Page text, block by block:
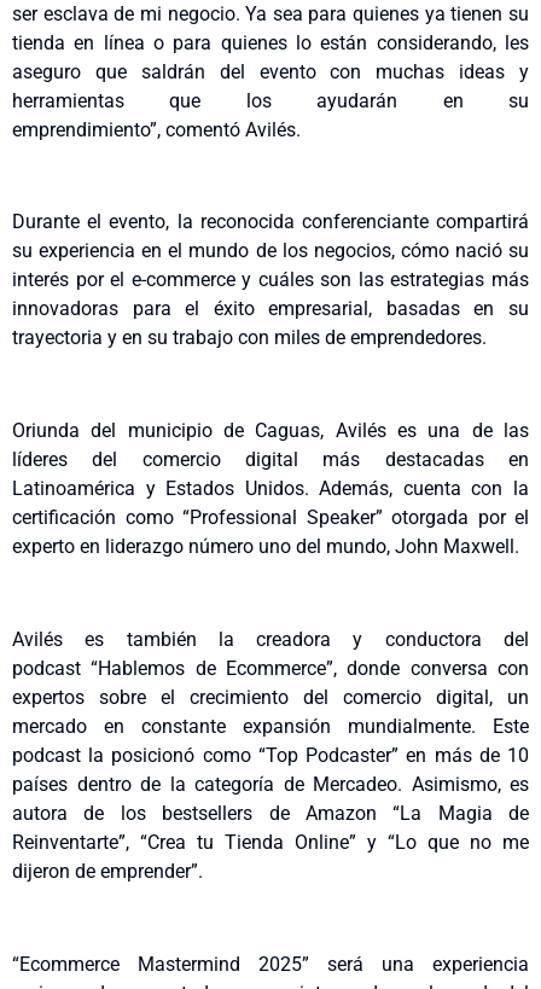
ser esclava de mi negocio. Ya sea para quienes ya tienen su
tienda en línea o para quienes lo están considerando, les
aseguro que saldrán del evento con muchas ideas y
herramientas que los ayudarán en su
emprendimiento”, comentó Avilés.
Durante el evento, la reconocida conferenciante compartirá
su experiencia en el mundo de los negocios, cómo nació su
interés por el e-commerce y cuáles son las estrategias más
innovadoras para el éxito empresarial, basadas en su
trayectoria y en su trabajo con miles de emprendedores.
Oriunda del municipio de Caguas, Avilés es una de las
líderes del comercio digital más destacadas en
Latinoamérica y Estados Unidos. Además, cuenta con la
certificación como “Professional Speaker” otorgada por el
experto en liderazgo número uno del mundo, John Maxwell.
Avilés es también la creadora y conductora del
podcast “Hablemos de Ecommerce”, donde conversa con
expertos sobre el crecimiento del comercio digital, un
mercado en constante expansión mundialmente. Este
podcast la posicionó como “Top Podcaster” en más de 10
países dentro de la categoría de Mercadeo. Asimismo, es
autora de los bestsellers de Amazon “La Magia de
Reinventarte”, “Crea tu Tienda Online” y “Lo que no me
dijeron de emprender”.
“Ecommerce Mastermind 2025” será una experiencia